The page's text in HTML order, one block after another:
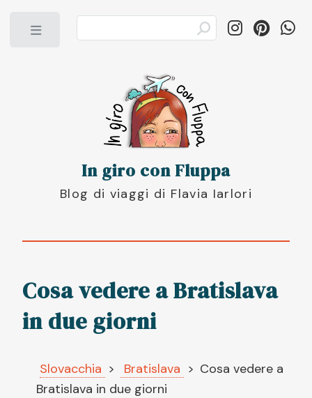
In giro con Fluppa
Blog di viaggi di Flavia Iarlori
Cosa vedere a Bratislava
in due giorni
Slovacchia Bratislava
Cosa vedere a
Bratislava in due giorni